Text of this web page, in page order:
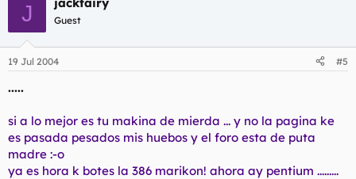
J Guest
19 Jul 2004 #5
.....
si a lo mejor es tu makina de mierda ... y no la pagina ke
es pasada pesados mis huebos y el foro esta de puta
madre :-o
ya es hora k botes la 386 marikon! ahora ay pentium .........